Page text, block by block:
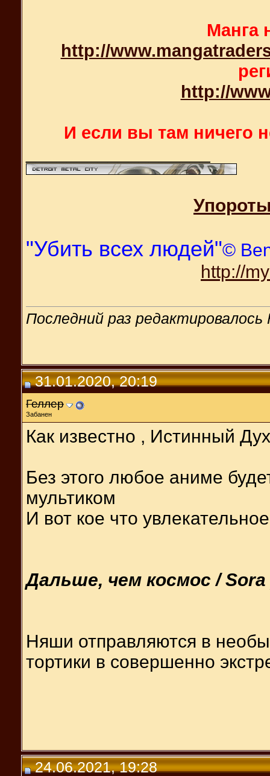
Манга
http://
http://
И если вы там ничего
"Убить всех людей"©
http://
Последний раз
31.01.2020, 20:19
Геллер
Забанен
Как известно , Истинный
Без этого любое аниме
мультиком
И вот кое что
Дальше, чем космос /
Няши отправляются в
тортики в совершенно
24.06.2021, 19:28